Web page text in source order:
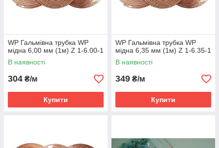
WP Гальмівна трубка WP
мідна 6,00 мм (1м) Z 1-6.00-1
В наявності
304 ₴/м
Купити
WP Гальмівна трубка WP
мідна 6,35 мм (1м) Z 1-6.35-1
В наявності
349 ₴/м
Купити